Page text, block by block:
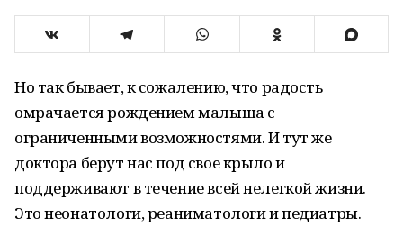
Но так бывает, к сожалению, что радость
омрачается рождением малыша с
ограниченными возможностями. И тут же
доктора берут нас под свое крыло и
поддерживают в течение всей нелегкой жизни.
Это неонатологи, реаниматологи и педиатры.